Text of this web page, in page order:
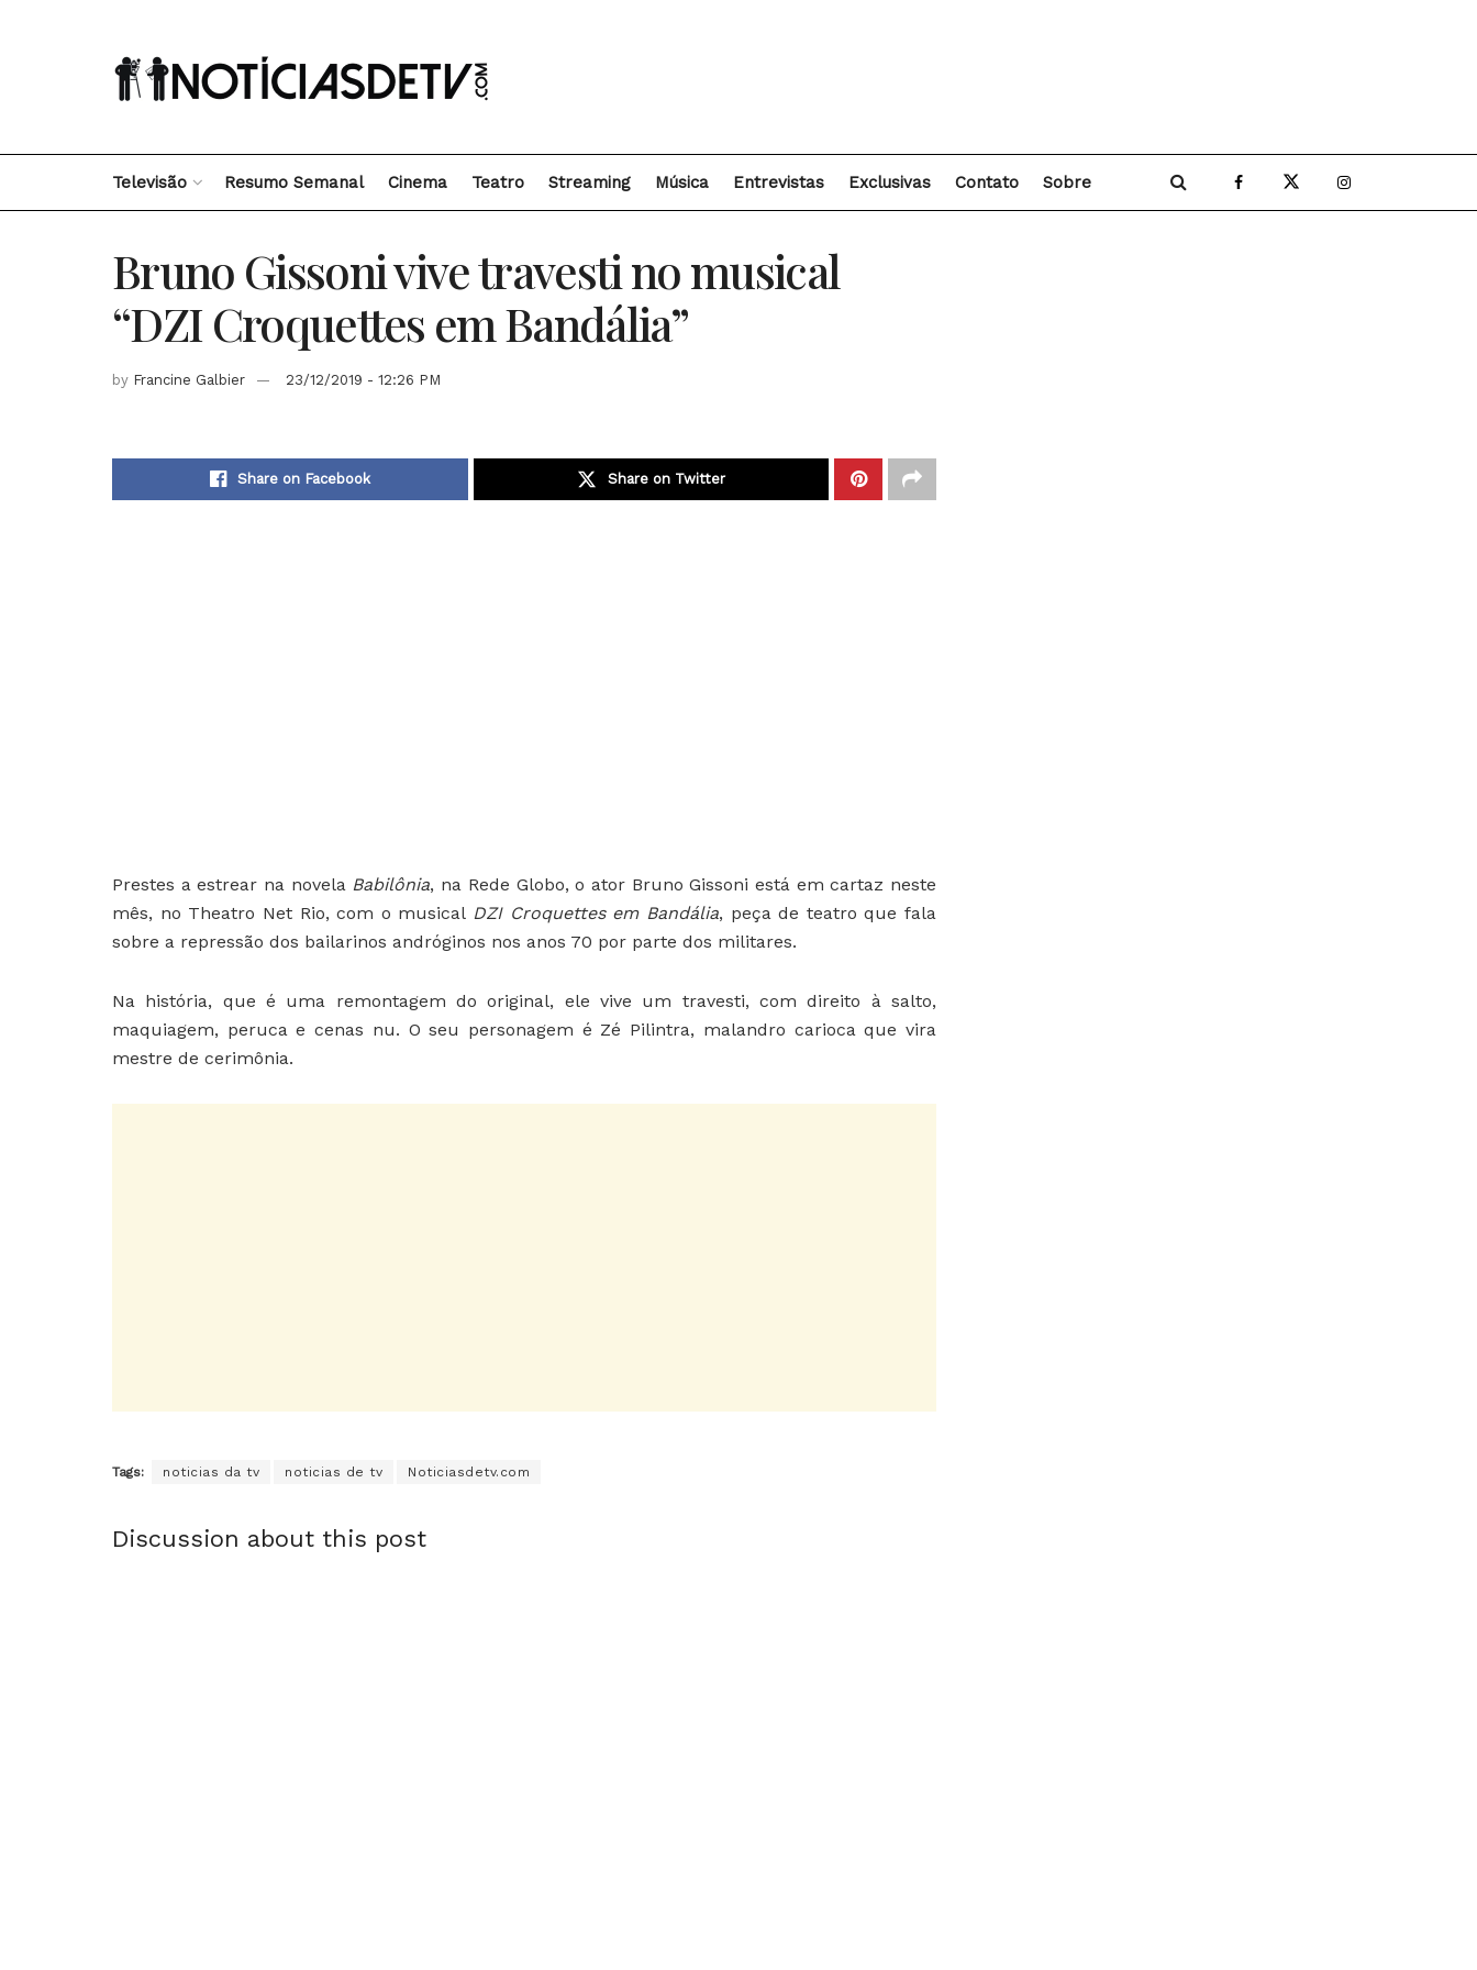
Televisão Resumo Semanal Cinema Teatro Streaming Música Entrevistas Exclusivas Contato Sobre
Bruno Gissoni vive travesti no musical
“DZI Croquettes em Bandália”
by Francine Galbier 23/12/2019 - 12:26 PM
Share on Facebook Share on Twitter
Prestes a estrear na novela Babilônia, na Rede Globo, o ator Bruno Gissoni está em cartaz neste
mês, no Theatro Net Rio, com o musical DZI Croquettes em Bandália, peça de teatro que fala
sobre a repressão dos bailarinos andróginos nos anos 70 por parte dos militares.
Na história, que é uma remontagem do original, ele vive um travesti, com direito à salto,
maquiagem, peruca e cenas nu. O seu personagem é Zé Pilintra, malandro carioca que vira
mestre de cerimônia.
Tags: noticias da tv noticias de tv Noticiasdetv.com
Discussion about this post